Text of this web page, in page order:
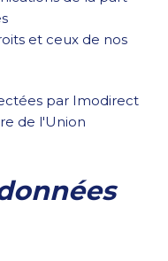
et ceux de nos
par Imodirect
de l'Union